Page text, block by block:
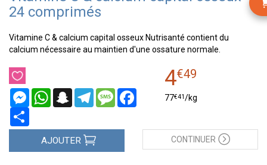
24 comprimés
Vitamine C & calcium capital osseux Nutrisanté contient du
calcium nécessaire au maintien d'une ossature normale.
MessengerWhatsAppSnapchatTelegramMessageFacebook
4€49
77€41/kg
AJOUTER CONTINUER